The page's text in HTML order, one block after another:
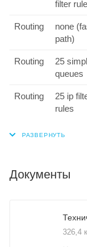
filter
Routing
none
path)
Routing
25
queues
Routing
25 ip
rules
Документы
326,4